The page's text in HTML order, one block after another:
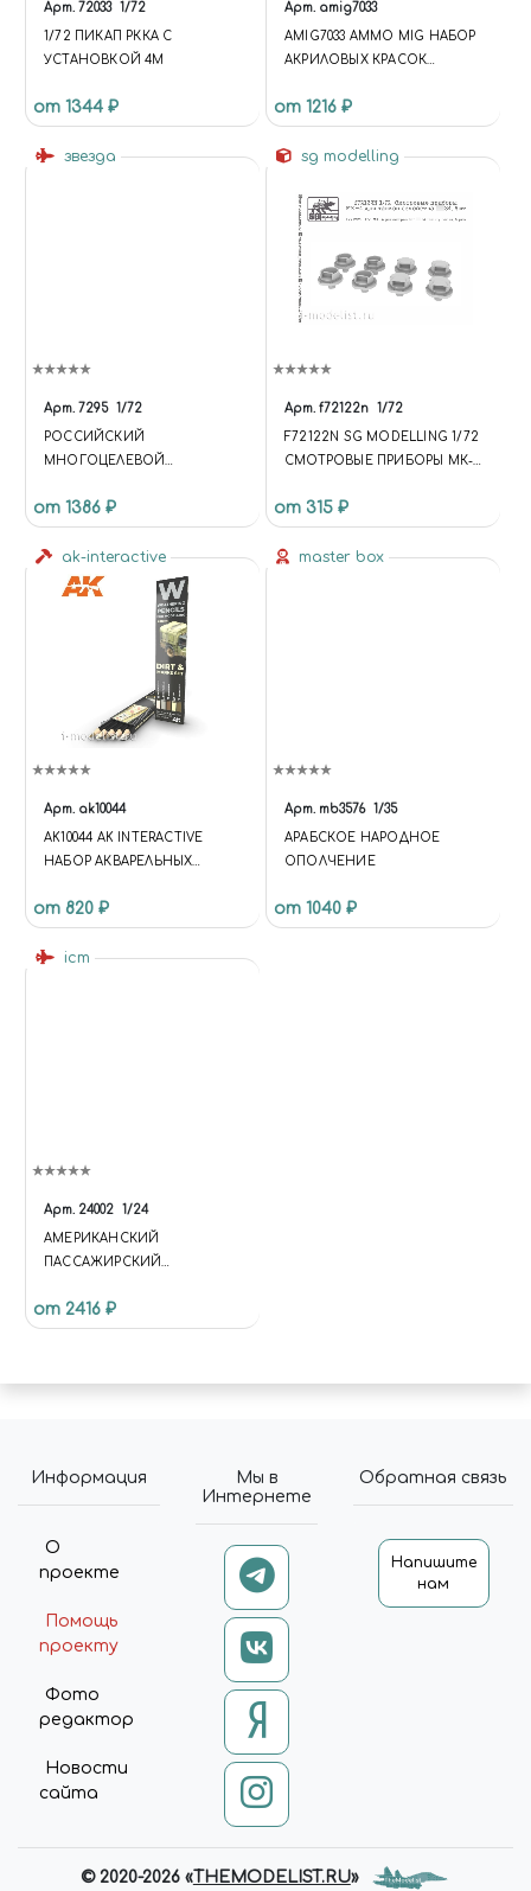
Арт. 72033 1/72
1/72 ПИКАП РККА С
УСТАНОВКОЙ 4М
от 1344 ₽
Арт. amig7033
AMIG7033 AMMO MIG НАБОР
АКРИЛОВЫХ КРАСОК
ВТОРОЙ МИРОВОЙ /
BRITISH WWII UNIFORMS
FIGURES SET
от 1216 ₽
звезда
Арт. 7295 1/72
РОССИЙСКИЙ
МНОГОЦЕЛЕВОЙ
ПРЕВОСХОДСТВА В
ВОЗДУХЕ СУ-27СМ
от 1386 ₽
sg modelling
Арт. f72122n 1/72
F72122N SG MODELLING 1/72
СМОТРОВЫЕ ПРИБОРЫ МК-4
ТАНКА ТИП 34, 8ШТ
от 315 ₽
ak-interactive
Арт. ak10044
AK10044 AK INTERACTIVE
НАБОР АКВАРЕЛЬНЫХ
ГРЯЗИ"/DIRT: MARKS SET
от 820 ₽
master box
Арт. mb3576 1/35
АРАБСКОЕ НАРОДНОЕ
ОПОЛЧЕНИЕ
от 1040 ₽
icm
Арт. 24002 1/24
АМЕРИКАНСКИЙ
ПАССАЖИРСКИЙ
TOURING
от 2416 ₽
Информация
О
проекте
Помощь
проекту
Фото
редактор
Новости
сайта
Мы в
Интернете
Обратная связь
Напишите
нам
© 2020-2026 «THEMODELIST.RU»